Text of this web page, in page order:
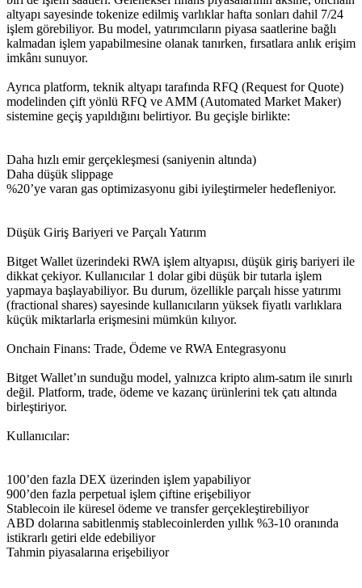
altyapı sayesinde tokenize edilmiş varlıklar hafta sonları dahil 7/24
işlem görebiliyor. Bu model, yatırımcıların piyasa saatlerine bağlı
kalmadan işlem yapabilmesine olanak tanırken, fırsatlara anlık erişim
imkânı sunuyor.
Ayrıca platform, teknik altyapı tarafında RFQ (Request for Quote)
modelinden çift yönlü RFQ ve AMM (Automated Market Maker)
sistemine geçiş yapıldığını belirtiyor. Bu geçişle birlikte:
Daha hızlı emir gerçekleşmesi (saniyenin altında)
Daha düşük slippage
%20’ye varan gas optimizasyonu gibi iyileştirmeler hedefleniyor.
Düşük Giriş Bariyeri ve Parçalı Yatırım
Bitget Wallet üzerindeki RWA işlem altyapısı, düşük giriş bariyeri ile
dikkat çekiyor. Kullanıcılar 1 dolar gibi düşük bir tutarla işlem
yapmaya başlayabiliyor. Bu durum, özellikle parçalı hisse yatırımı
(fractional shares) sayesinde kullanıcıların yüksek fiyatlı varlıklara
küçük miktarlarla erişmesini mümkün kılıyor.
Onchain Finans: Trade, Ödeme ve RWA Entegrasyonu
Bitget Wallet’ın sunduğu model, yalnızca kripto alım-satım ile sınırlı
değil. Platform, trade, ödeme ve kazanç ürünlerini tek çatı altında
birleştiriyor.
Kullanıcılar:
100’den fazla DEX üzerinden işlem yapabiliyor
900’den fazla perpetual işlem çiftine erişebiliyor
Stablecoin ile küresel ödeme ve transfer gerçekleştirebiliyor
ABD dolarına sabitlenmiş stablecoinlerden yıllık %3-10 oranında
istikrarlı getiri elde edebiliyor
Tahmin piyasalarına erişebiliyor